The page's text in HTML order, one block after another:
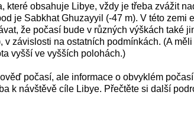
které obsahuje Libye, vždy je třeba zvážit
je Sabkhat Ghuzayyil (-47 m). V této zemi
že počasí bude v různých výškách také
závislosti na ostatních podmínkách. (A
vyšší ve vyšších polohách.)
počasí, ale informace o obvyklém
k návštěvě cíle Libye. Přečtěte si další